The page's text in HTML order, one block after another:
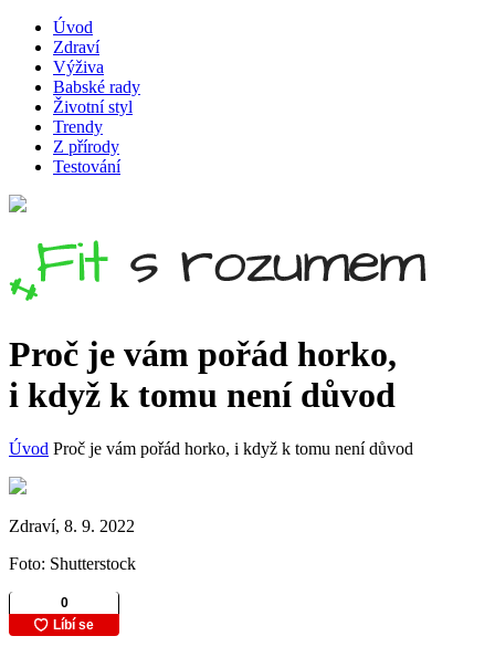
Úvod
Zdraví
Výživa
Babské rady
Životní styl
Trendy
Z přírody
Testování
Proč je vám pořád horko,
i když k tomu není důvod
Úvod Proč je vám pořád horko, i když k tomu není důvod
Zdraví, 8. 9. 2022
Foto: Shutterstock